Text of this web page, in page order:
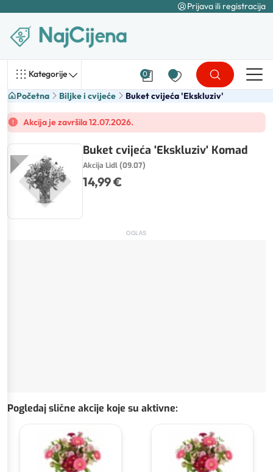
Prijava ili registracija
Kategorije 0
Početna Biljke i cvijeće Buket cvijeća 'Ekskluziv'
Akcija je završila 12.07.2026.
Buket cvijeća 'Ekskluziv' Komad
Akcija Lidl (09.07)
14,99 €
OGLAS
Pogledaj slične akcije koje su aktivne: